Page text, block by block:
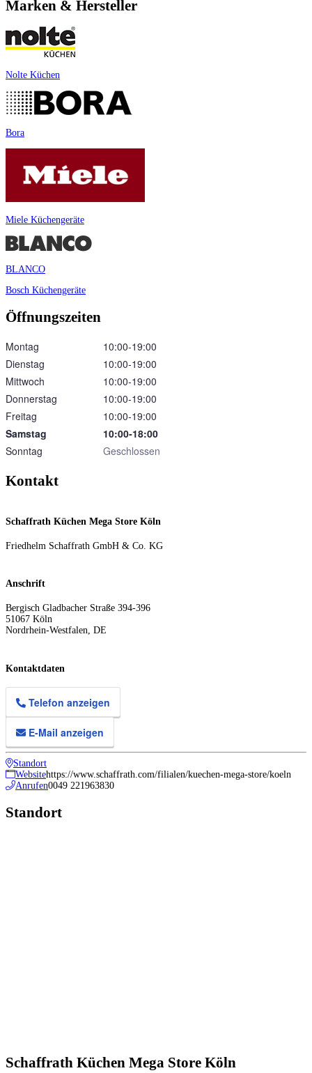
Marken & Hersteller
Nolte Küchen
Bora
Miele Küchengeräte
BLANCO
Bosch Küchengeräte
Öffnungszeiten
Montag
10:00‑19:00
Dienstag
10:00‑19:00
Mittwoch
10:00‑19:00
Donnerstag
10:00‑19:00
Freitag
10:00‑19:00
Samstag
10:00‑18:00
Sonntag
Geschlossen
Kontakt
Schaffrath Küchen Mega Store Köln
Friedhelm Schaffrath GmbH & Co. KG
Anschrift
Bergisch Gladbacher Straße 394-396
51067 Köln
Nordrhein-Westfalen DE
Kontaktdaten
Telefon anzeigen
E-Mail anzeigen
Standort
Websitehttps://www.schaffrath.com/filialen/kuechen-mega-store/koeln
Anrufen0049 221963830
Standort
Schaffrath Küchen Mega Store Köln